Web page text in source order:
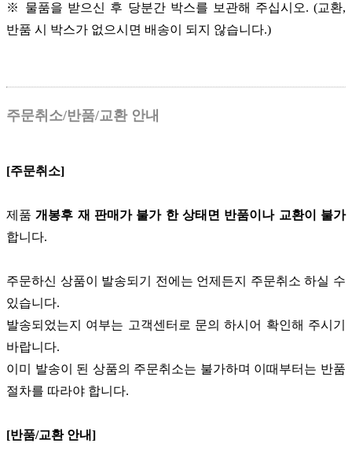
※ 물품을 받으신 후 당분간 박스를 보관해 주십시오. (교환,
반품 시 박스가 없으시면 배송이 되지 않습니다.)
주문취소/반품/교환 안내
[주문취소]
제품개봉후 재 판매가 불가 한 상태면 반품이나 교환이 불가
합니다.
주문하신 상품이 발송되기 전에는 언제든지 주문취소 하실 수
있습니다.
발송되었는지 여부는 고객센터로 문의 하시어 확인해 주시기
바랍니다.
이미 발송이 된 상품의 주문취소는 불가하며 이때부터는 반품
절차를 따라야 합니다.
[반품/교환 안내]